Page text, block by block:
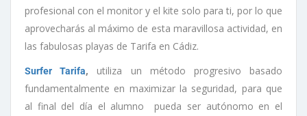
profesional con el monitor y el kite solo para ti, por lo que
aprovecharás al máximo de esta maravillosa actividad, en
las fabulosas playas de Tarifa en Cádiz.
Surfer Tarifa, utiliza un método progresivo basado
fundamentalmente en maximizar la seguridad, para que
al final del día el alumno pueda ser autónomo en el